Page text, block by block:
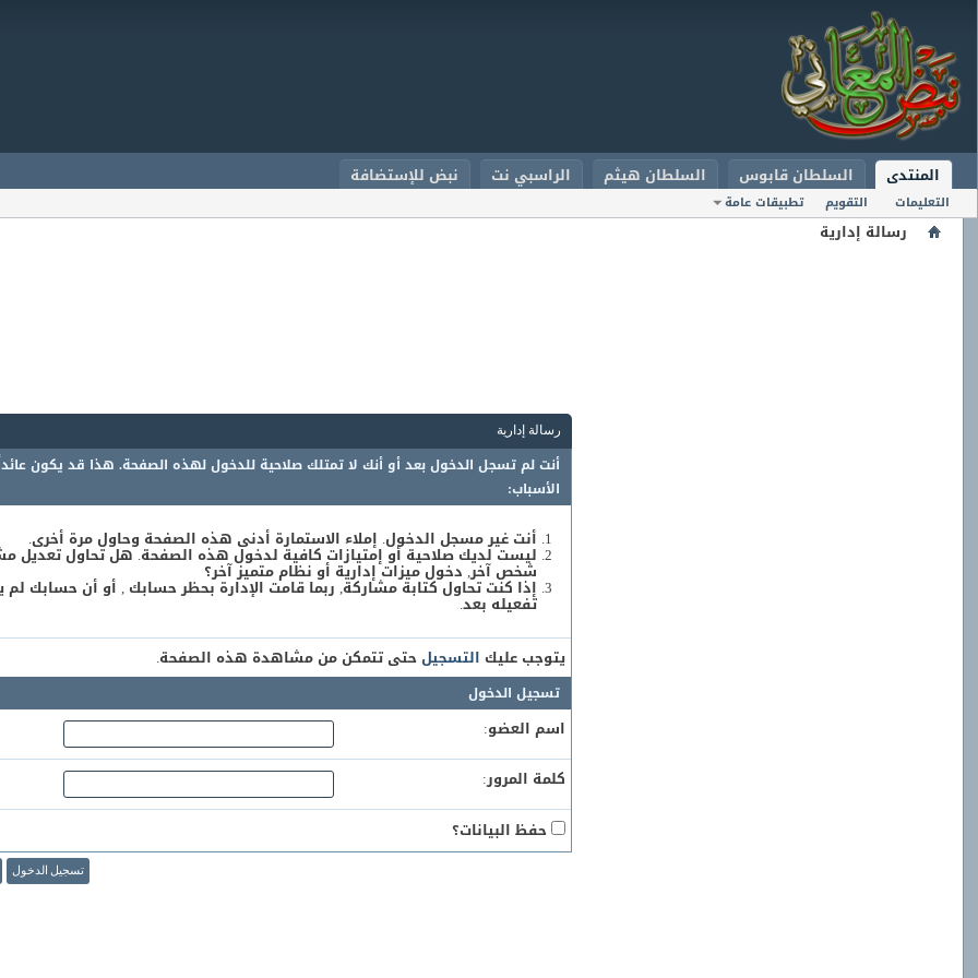
المنتدى
التعليمات التقويم تطبيقات عامة
السلطان قابوس السلطان هيثم الراسبي نت نبض للإستضافة
رسالة إدارية
رسالة إدارية
أنت لم تسجل الدخول بعد أو أنك لا تمتلك صلاحية للدخول لهذه الصفحة. هذا قد يكون
الأسباب:
أنت غير مسجل الدخول. إملاء الاستمارة أدنى هذه الصفحة وحاول مرة أخرى.
ليست لديك صلاحية أو إمتيازات كافية لدخول هذه الصفحة. هل تحاول تعديل
شخص آخر, دخول ميزات إدارية أو نظام متميز آخر؟
إذا كنت تحاول كتابة مشاركة, ربما قامت الإدارة بحظر حسابك , أو أن حسابك لم
تفعيله بعد.
يتوجب عليك التسجيلحتى تتمكن من مشاهدة هذه الصفحة.
تسجيل الدخول
اسم العضو:
كلمة المرور:
حفظ البيانات؟